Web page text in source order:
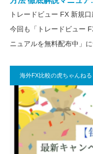
トレードビュー FX 新規
今回も「トレードビュー
ニュアルを無料配布中」
海外FX比較の虎ちゃんねる